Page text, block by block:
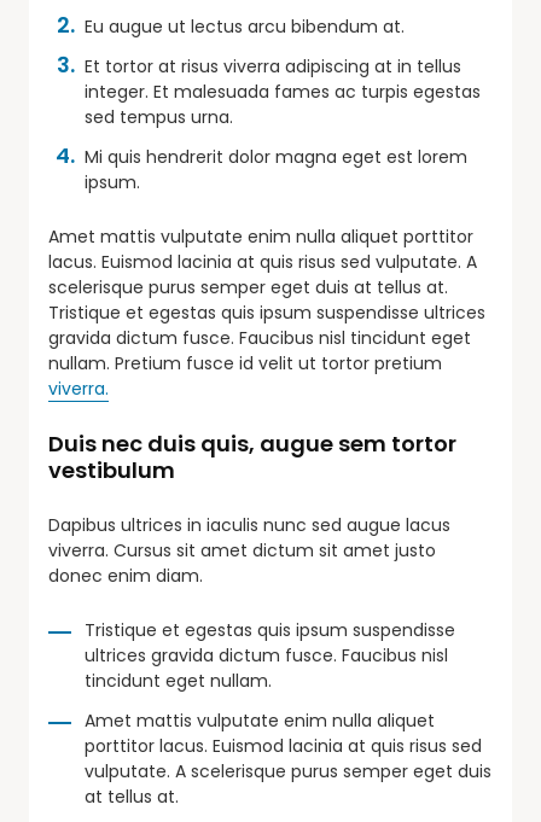
Eu augue ut lectus arcu bibendum at.
Et tortor at risus viverra adipiscing at in tellus
integer. Et malesuada fames ac turpis egestas
sed tempus urna.
Mi quis hendrerit dolor magna eget est lorem
ipsum.
Amet mattis vulputate enim nulla aliquet porttitor
lacus. Euismod lacinia at quis risus sed vulputate. A
scelerisque purus semper eget duis at tellus at.
Tristique et egestas quis ipsum suspendisse ultrices
gravida dictum fusce. Faucibus nisl tincidunt eget
nullam. Pretium fusce id velit ut tortor pretium
viverra.
Duis nec duis quis, augue sem tortor
vestibulum
Dapibus ultrices in iaculis nunc sed augue lacus
viverra. Cursus sit amet dictum sit amet justo
donec enim diam.
Tristique et egestas quis ipsum suspendisse
ultrices gravida dictum fusce. Faucibus nisl
tincidunt eget nullam.
Amet mattis vulputate enim nulla aliquet
porttitor lacus. Euismod lacinia at quis risus sed
vulputate. A scelerisque purus semper eget duis
at tellus at.